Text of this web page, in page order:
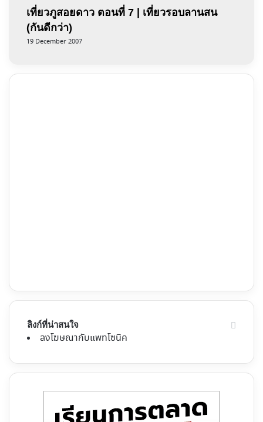
เที่ยวภูสอยดาว ตอนที่ 7 | เที่ยวรอบลานสน
(กันดีกว่า)
19 December 2007
ลิงก์ที่น่าสนใจ
ลงโฆษณากับแพทโซนิค